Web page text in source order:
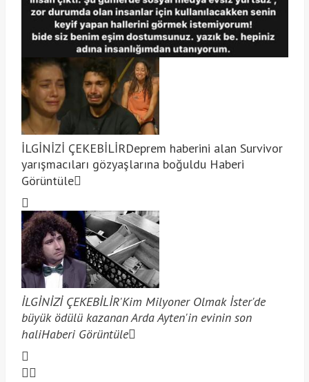
İLGİNİZİ ÇEKEBİLİRDeprem haberini alan Survivor
yarışmacıları gözyaşlarına boğuldu Haberi
Görüntüle
İLGİNİZİ ÇEKEBİLİR'Kim Milyoner Olmak İster'de
büyük ödülü kazanan Arda Ayten'in evinin son
haliHaberi Görüntüle